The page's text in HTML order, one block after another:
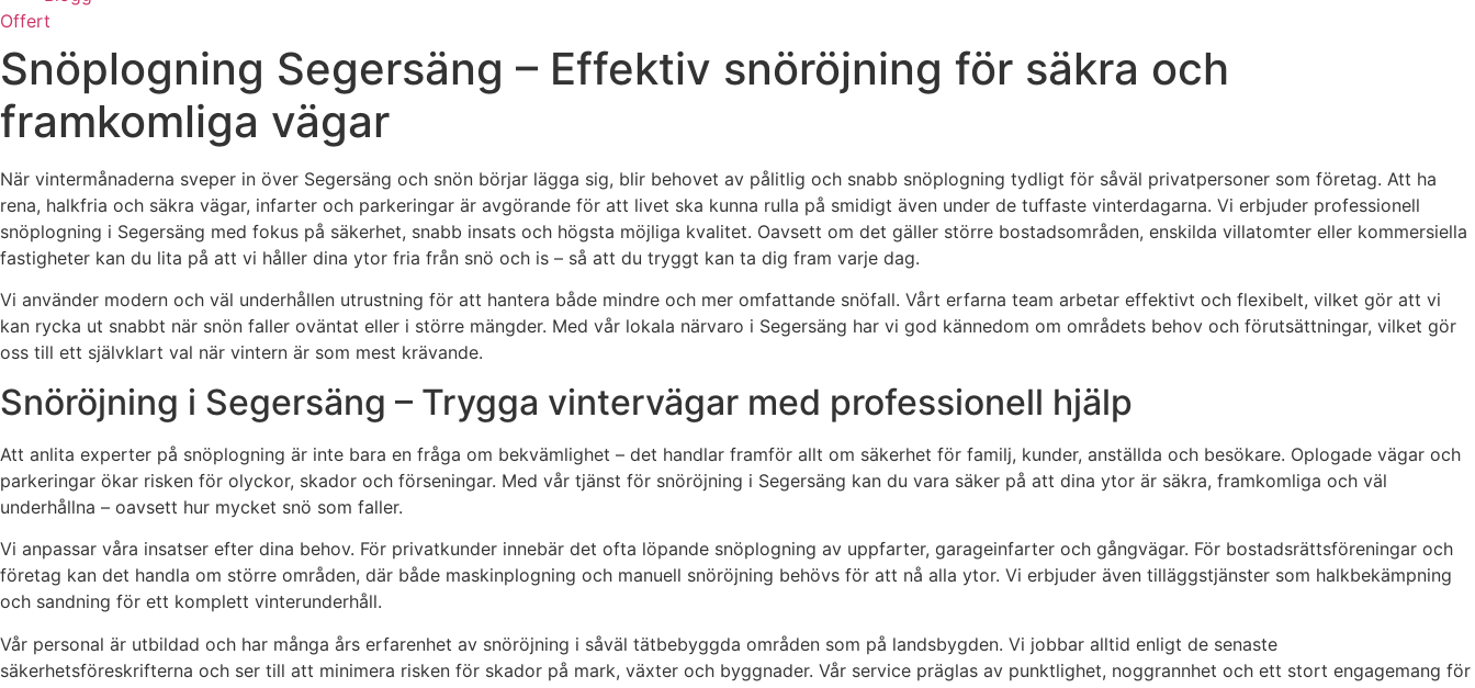
Offert
Snöplogning Segersäng – Effektiv snöröjning för säkra och
framkomliga vägar
När vintermånaderna sveper in över Segersäng och snön börjar lägga sig, blir behovet av pålitlig och snabb snöplogning tydligt för såväl privatpersoner som företag. Att ha
rena, halkfria och säkra vägar, infarter och parkeringar är avgörande för att livet ska kunna rulla på smidigt även under de tuffaste vinterdagarna. Vi erbjuder professionell
snöplogning i Segersäng med fokus på säkerhet, snabb insats och högsta möjliga kvalitet. Oavsett om det gäller större bostadsområden, enskilda villatomter eller kommersiella
fastigheter kan du lita på att vi håller dina ytor fria från snö och is – så att du tryggt kan ta dig fram varje dag.
Vi använder modern och väl underhållen utrustning för att hantera både mindre och mer omfattande snöfall. Vårt erfarna team arbetar effektivt och flexibelt, vilket gör att vi
kan rycka ut snabbt när snön faller oväntat eller i större mängder. Med vår lokala närvaro i Segersäng har vi god kännedom om områdets behov och förutsättningar, vilket gör
oss till ett självklart val när vintern är som mest krävande.
Snöröjning i Segersäng – Trygga vintervägar med professionell hjälp
Att anlita experter på snöplogning är inte bara en fråga om bekvämlighet – det handlar framför allt om säkerhet för familj, kunder, anställda och besökare. Oplogade vägar och
parkeringar ökar risken för olyckor, skador och förseningar. Med vår tjänst för snöröjning i Segersäng kan du vara säker på att dina ytor är säkra, framkomliga och väl
underhållna – oavsett hur mycket snö som faller.
Vi anpassar våra insatser efter dina behov. För privatkunder innebär det ofta löpande snöplogning av uppfarter, garageinfarter och gångvägar. För bostadsrättsföreningar och
företag kan det handla om större områden, där både maskinplogning och manuell snöröjning behövs för att nå alla ytor. Vi erbjuder även tilläggstjänster som halkbekämpning
och sandning för ett komplett vinterunderhåll.
Vår personal är utbildad och har många års erfarenhet av snöröjning i såväl tätbebyggda områden som på landsbygden. Vi jobbar alltid enligt de senaste
säkerhetsföreskrifterna och ser till att minimera risken för skador på mark, växter och byggnader. Vår service präglas av punktlighet, noggrannhet och ett stort engagemang för